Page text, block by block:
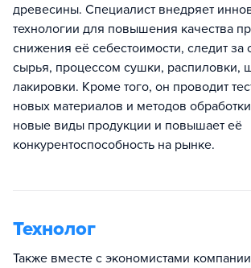
древесины. Специалист внедряет
технологии для повышения качества
снижения её себестоимости, следит за
сырья, процессом сушки, распиловки,
лакировки. Кроме того, он проводит
новых материалов и методов
новые виды продукции и повышает её
конкурентоспособность на рынке.
Технолог
Также вместе с экономистами